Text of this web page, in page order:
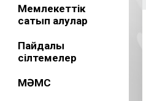
Мемлекеттік
сатып алулар
Пайдалы
сілтемелер
МӘМС